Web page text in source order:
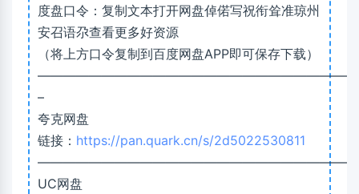
度盘口令：复制文本打开网盘倬偌写祝衔耸准琼州
安召语尕查看更多好资源
（将上方口令复制到百度网盘APP即可保存下载）
–
夸克网盘
链接： https://pan.quark.cn/s/2d5022530811
UC网盘